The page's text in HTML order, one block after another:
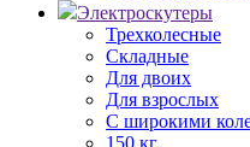
Электроскутеры
Трехколесные
Складные
Для двоих
Для взрослых
С широкими
150 кг.